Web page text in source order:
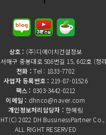
상호 : (주)디에이치건설정보
해구 중봉대로 586번길 15, 602호 (청
전화 :Tel : 1833-7702
사업자 등록번호 : 219-87-01526
팩스 : 0303-3442-0212
이메일 : dhnco@naver.com
개인정보처리담당자 :한혜림
2022 DH BussinessPartner
ALL RIGHT RESERVED